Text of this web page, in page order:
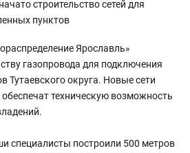
Ярославль»
газопровода для подключения
Тутаевского округа. Новые сети
техническую возможность
специалисты построили 500 метров